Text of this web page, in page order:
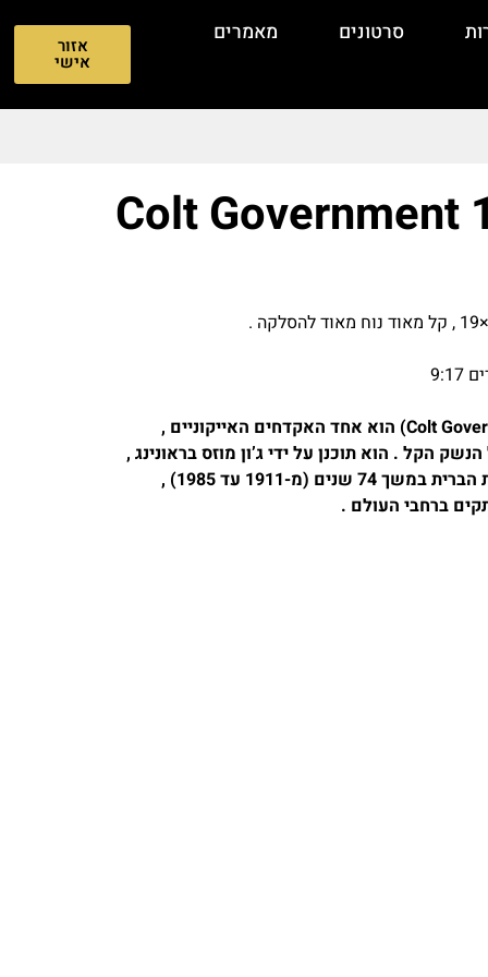
סרטונים
מאמרים
אזור
אישי
Colt Government
קולט גוברנמנט 1911 (Colt Government Model 1911) הוא אחד האקדחים האייקוניים ,
הקל . הוא תוכנן על ידי ג’ון מוזס בראונינג ,
שירת כנשק השירות הרשמי של צבא ארצות הברית במשך 74 שנים (מ-1911 עד 1985) ,
ברחבי העולם .